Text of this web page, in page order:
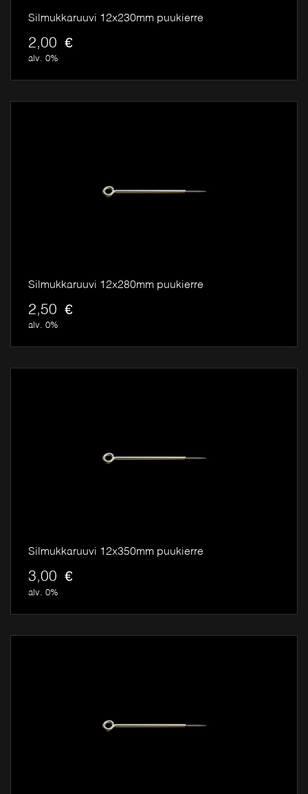
Silmukkaruuvi 12x230mm puukierre
2,00 €
alv. 0%
Silmukkaruuvi 12x280mm puukierre
2,50 €
alv. 0%
Silmukkaruuvi 12x350mm puukierre
3,00 €
alv. 0%